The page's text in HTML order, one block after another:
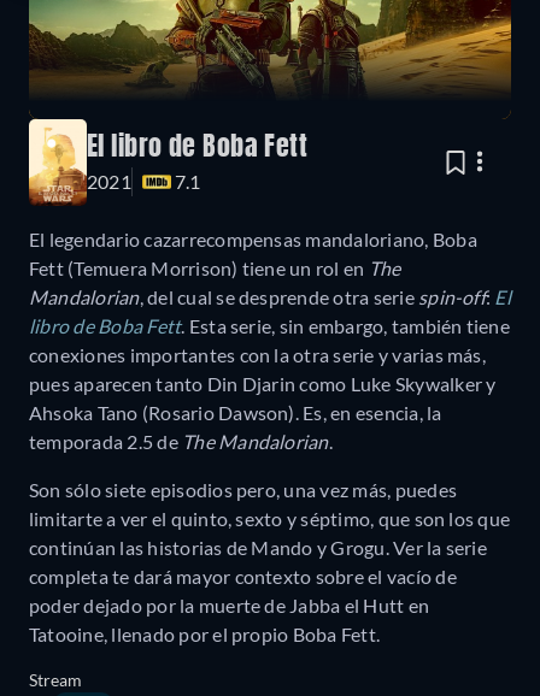
El libro de Boba Fett
2021 7.1
El legendario cazarrecompensas mandaloriano, Boba
Fett (Temuera Morrison) tiene un rol en The
Mandalorian, del cual se desprende otra serie spin-off: El
libro de Boba Fett. Esta serie, sin embargo, también tiene
conexiones importantes con la otra serie y varias más,
pues aparecen tanto Din Djarin como Luke Skywalker y
Ahsoka Tano (Rosario Dawson). Es, en esencia, la
temporada 2.5 de The Mandalorian.
Son sólo siete episodios pero, una vez más, puedes
limitarte a ver el quinto, sexto y séptimo, que son los que
continúan las historias de Mando y Grogu. Ver la serie
completa te dará mayor contexto sobre el vacío de
poder dejado por la muerte de Jabba el Hutt en
Tatooine, llenado por el propio Boba Fett.
Stream